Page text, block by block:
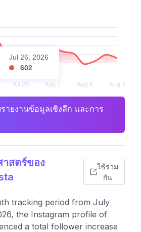
Jul 26, 2026
602
ายงานข้อมูลเชิงลึก และการ
าสตร์ของ
ใช้ร่วม
กัน
tracking period from July
the Instagram profile of
a total follower increase